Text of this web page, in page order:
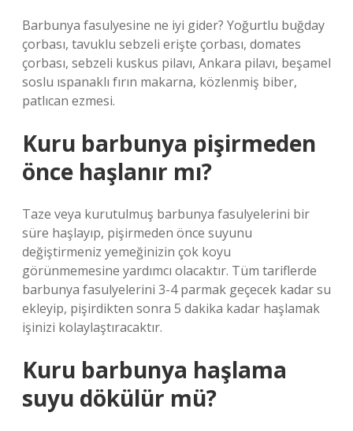
Barbunya fasulyesine ne iyi gider? Yoğurtlu buğday
çorbası, tavuklu sebzeli erişte çorbası, domates
çorbası, sebzeli kuskus pilavı, Ankara pilavı, beşamel
soslu ıspanaklı fırın makarna, közlenmiş biber,
patlıcan ezmesi.
Kuru barbunya pişirmeden
önce haşlanır mı?
Taze veya kurutulmuş barbunya fasulyelerini bir
süre haşlayıp, pişirmeden önce suyunu
değiştirmeniz yemeğinizin çok koyu
görünmemesine yardımcı olacaktır. Tüm tariflerde
barbunya fasulyelerini 3-4 parmak geçecek kadar su
ekleyip, pişirdikten sonra 5 dakika kadar haşlamak
işinizi kolaylaştıracaktır.
Kuru barbunya haşlama
suyu dökülür mü?